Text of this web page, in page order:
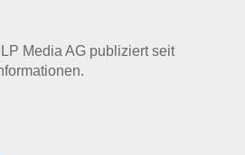
Media AG publiziert seit